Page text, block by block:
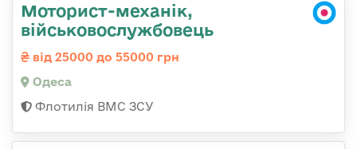
Моторист-механік,
військовослужбовець
від 25000 до 55000 грн
Одеса
Флотилія ВМС ЗСУ